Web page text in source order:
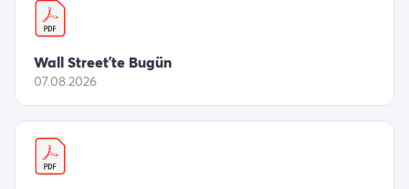
Wall Street’te Bugün
07.08.2026